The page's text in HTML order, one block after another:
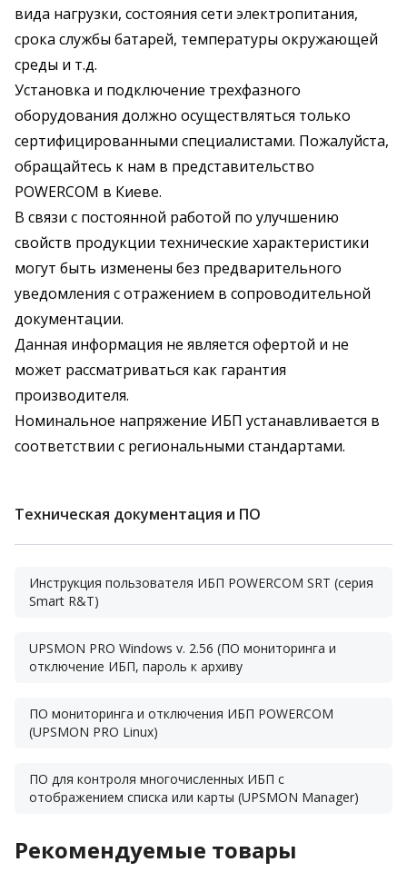
вида нагрузки, состояния сети электропитания,
срока службы батарей, температуры окружающей
среды и т.д.
Установка и подключение трехфазного
оборудования должно осуществляться только
сертифицированными специалистами. Пожалуйста,
обращайтесь к нам в представительство
POWERCOM в Киеве.
В связи с постоянной работой по улучшению
свойств продукции технические характеристики
могут быть изменены без предварительного
уведомления с отражением в сопроводительной
документации.
Данная информация не является офертой и не
может рассматриваться как гарантия
производителя.
Номинальное напряжение ИБП устанавливается в
соответствии с региональными стандартами.
Техническая документация и ПО
Инструкция пользователя ИБП POWERCOM SRT (серия
Smart R&T)
UPSMON PRO Windows v. 2.56 (ПО мониторинга и
отключение ИБП, пароль к архиву
ПО мониторинга и отключения ИБП POWERCOM
(UPSMON PRO Linux)
ПО для контроля многочисленных ИБП с
отображением списка или карты (UPSMON Manager)
Рекомендуемые товары